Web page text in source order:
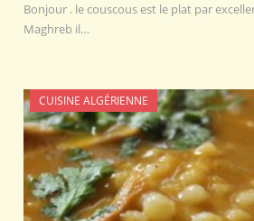
Bonjour . le couscous est le plat par
Maghreb il…
CUISINE ALGÉRIENNE